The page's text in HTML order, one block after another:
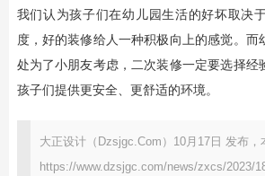
我们认为孩子们在幼儿园生活的好坏取决
度，好的装修给人一种积极向上的感觉。而
处为了小朋友考虑，二次装修一定要选择经
孩子们提供更安全、更舒适的环境。
大正设计（Dzsjgc.Com）10月17日 发布，
https://www.dzsjgc.com/news/zxcs/2023/